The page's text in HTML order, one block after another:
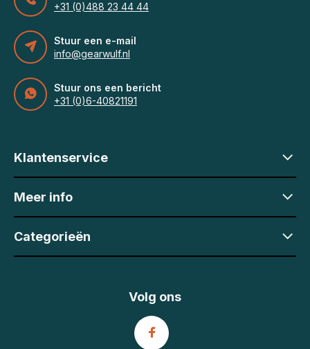
+31 (0)488 23 44 44
Stuur een e-mail
info@gearwulf.nl
Stuur ons een bericht
+31 (0)6-40821191
Klantenservice
Meer info
Categorieën
Volg ons